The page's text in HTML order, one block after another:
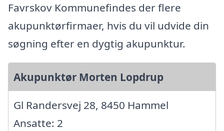
Favrskov Kommunefindes der flere
akupunktørfirmaer, hvis du vil udvide din
søgning efter en dygtig akupunktur.
Akupunktør Morten Lopdrup
Gl Randersvej 28, 8450 Hammel
Ansatte: 2